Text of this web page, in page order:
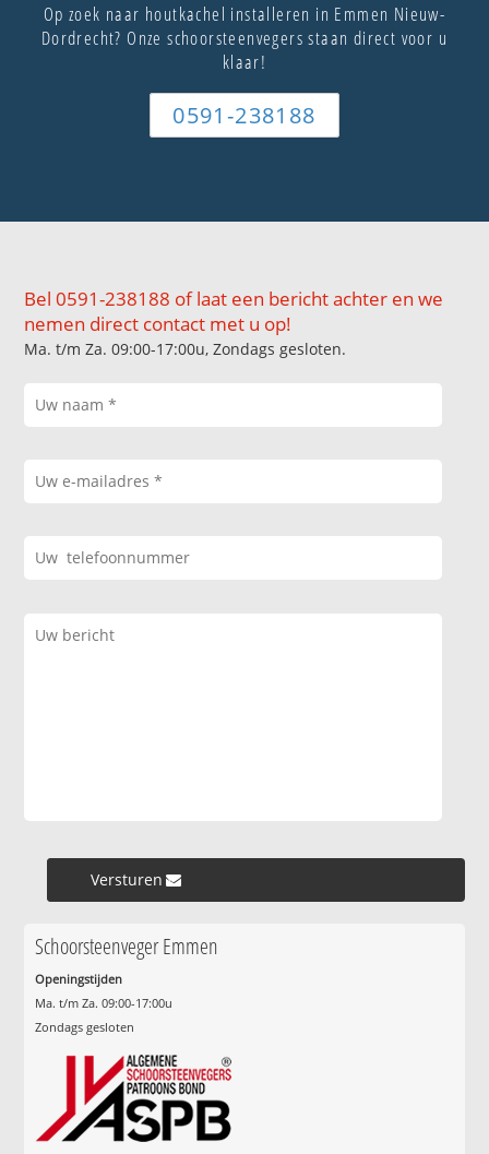
Op zoek naar houtkachel installeren in Emmen Nieuw-
Dordrecht? Onze schoorsteenvegers staan direct voor u
klaar!
0591-238188
Bel 0591-238188 of laat een bericht achter en we
nemen direct contact met u op!
Ma. t/m Za. 09:00-17:00u, Zondags gesloten.
Versturen »
Schoorsteenveger Emmen
Openingstijden
Ma. t/m Za. 09:00-17:00u
Zondags gesloten